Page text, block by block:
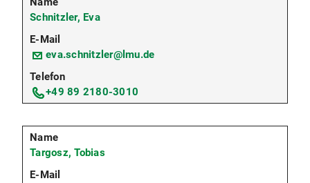
Schnitzler, Eva
eva.schnitzler@lmu.de
+49 89 2180-3010
Targosz, Tobias